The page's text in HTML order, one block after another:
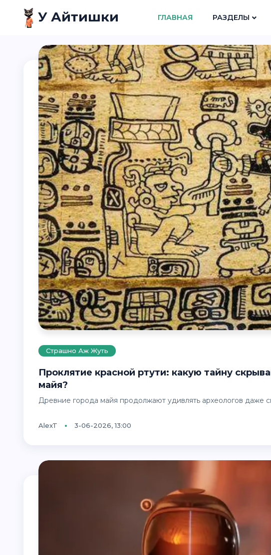
У Айтишки ГЛАВНАЯ РАЗДЕЛЫ
Страшно Аж Жуть
Проклятие красной ртути: какую тайну скрывают отравленные города
майя?
Древние города майя продолжают удивлять археологов даже
AlexT 3-06-2026, 13:00